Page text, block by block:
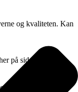
og kvaliteten. Kan
på siden".
efter 3